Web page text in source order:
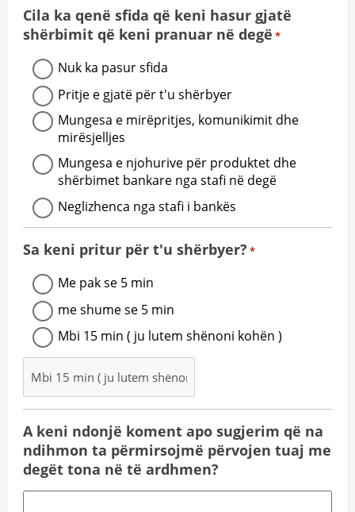
Cila ka qenë sfida që keni hasur gjatë
shërbimit që keni pranuar në degë *
Nuk ka pasur sfida
Pritje e gjatë për t'u shërbyer
Mungesa e mirëpritjes, komunikimit dhe
mirësjelljes
Mungesa e njohurive për produktet dhe
shërbimet bankare nga stafi në degë
Neglizhenca nga stafi i bankës
Sa keni pritur për t'u shërbyer? *
Me pak se 5 min
me shume se 5 min
Mbi 15 min ( ju lutem shënoni kohën )
A keni ndonjë koment apo sugjerim që na
ndihmon ta përmirsojmë përvojen tuaj me
degët tona në të ardhmen?